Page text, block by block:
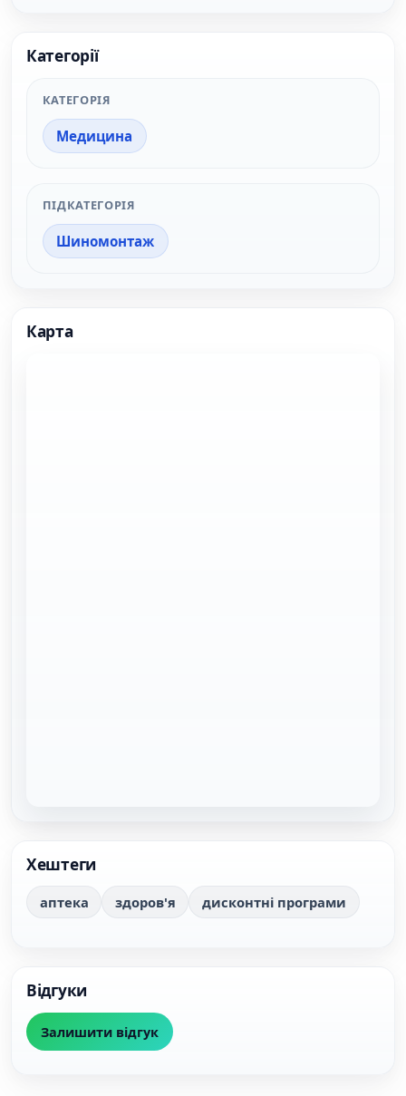
Категорії
КАТЕГОРІЯ
Медицина
ПІДКАТЕГОРІЯ
Шиномонтаж
Карта
Хештеги
аптека здоров'я дисконтні програми
Відгуки
Залишити відгук